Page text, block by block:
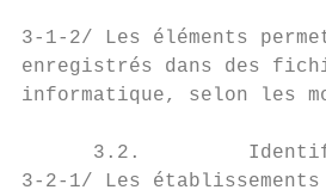
3-1-2/ Les éléments
enregistrés dans des
informatique, selon les
3.2.
3-2-1/ Les